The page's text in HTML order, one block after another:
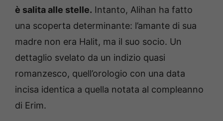
è salita alle stelle. Intanto, Alihan ha fatto
una scoperta determinante: l’amante di sua
madre non era Halit, ma il suo socio. Un
dettaglio svelato da un indizio quasi
romanzesco, quell’orologio con una data
incisa identica a quella notata al compleanno
di Erim.